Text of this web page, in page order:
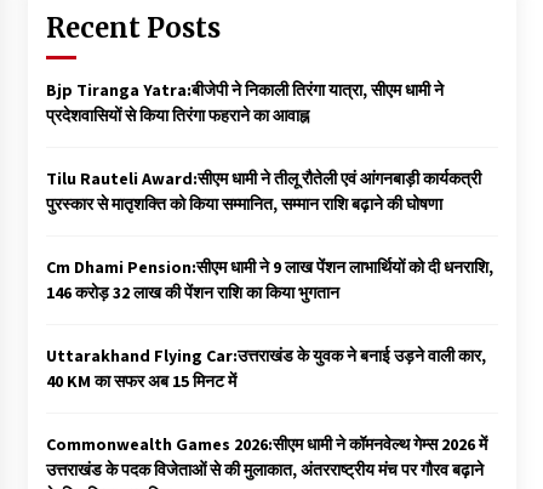
Recent Posts
Bjp Tiranga Yatra:बीजेपी ने निकाली तिरंगा यात्रा, सीएम धामी ने
प्रदेशवासियों से किया तिरंगा फहराने का आवाह्न
Tilu Rauteli Award:सीएम धामी ने तीलू रौतेली एवं आंगनबाड़ी कार्यकत्री
पुरस्कार से मातृशक्ति को किया सम्मानित, सम्मान राशि बढ़ाने की घोषणा
Cm Dhami Pension:सीएम धामी ने 9 लाख पेंशन लाभार्थियों को दी धनराशि, ₹
146 करोड़ 32 लाख की पेंशन राशि का किया भुगतान
Uttarakhand Flying Car:उत्तराखंड के युवक ने बनाई उड़ने वाली कार,
40 KM का सफर अब 15 मिनट में
Commonwealth Games 2026:सीएम धामी ने कॉमनवेल्थ गेम्स 2026 में
उत्तराखंड के पदक विजेताओं से की मुलाकात, अंतरराष्ट्रीय मंच पर गौरव बढ़ाने